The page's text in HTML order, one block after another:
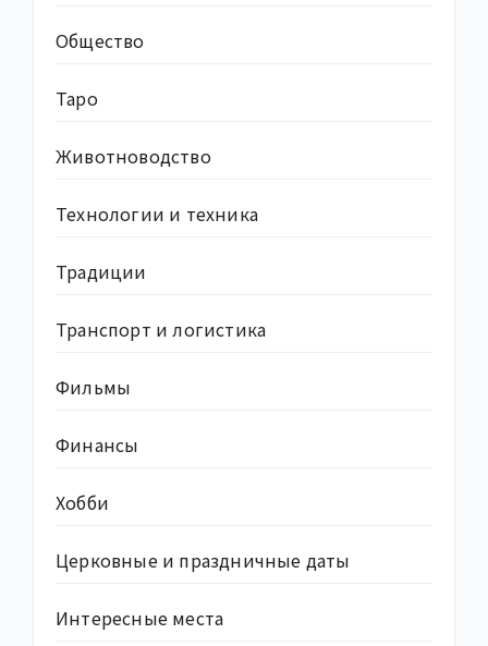
Общество
Таро
Животноводство
Технологии и техника
Традиции
Транспорт и логистика
Фильмы
Финансы
Хобби
Церковные и праздничные даты
Интересные места